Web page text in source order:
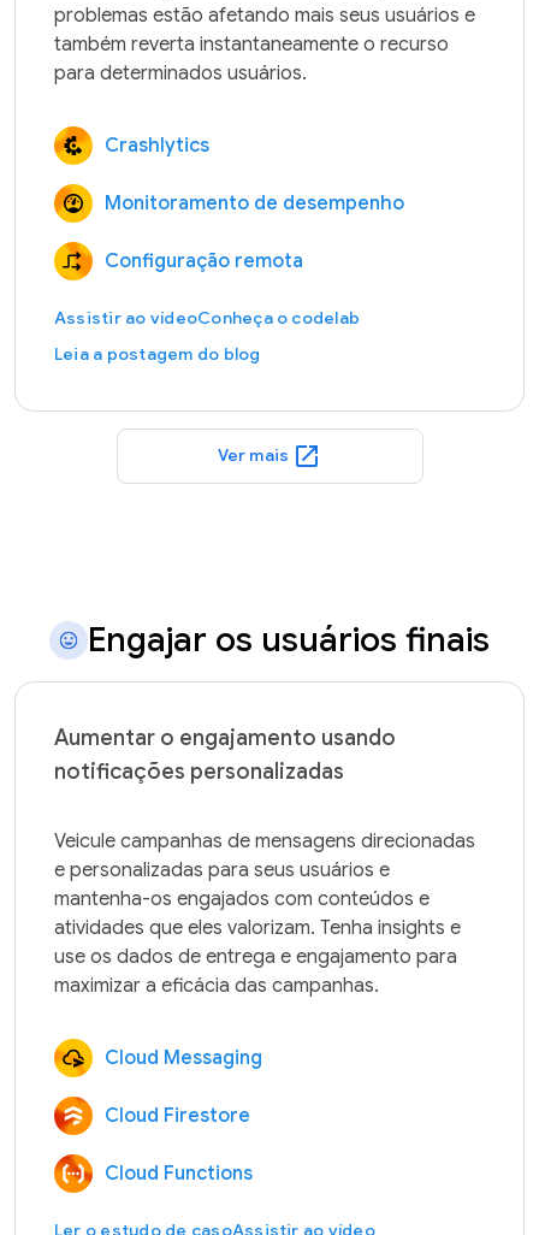
problemas estão afetando mais seus usuários e
também reverta instantaneamente o recurso
Crashlytics
Monitoramento de desempenho
Configuração remota
Assistir ao vídeoConheça o codelab
Leia a postagem do blog
Ver mais open_in_new
Engajar os usuários finais
Aumentar o engajamento usando
notificações personalizadas
Veicule campanhas de mensagens direcionadas
e personalizadas para seus usuários e
mantenha-os engajados com conteúdos e
atividades que eles valorizam. Tenha insights e
use os dados de entrega e engajamento para
Cloud Messaging
Cloud Firestore
Cloud Functions
Ler o estudo de casoAssistir ao vídeo